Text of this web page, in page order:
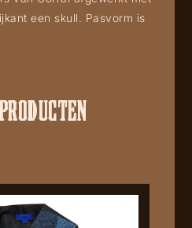
een skull. Pasvorm is